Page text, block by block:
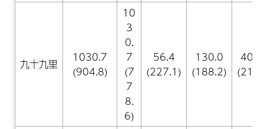
九十九里
1030.7
(904.8)
10
3
0.
7
(7
7
8.
6)
56.4
(227.1)
130.0
(188.2)